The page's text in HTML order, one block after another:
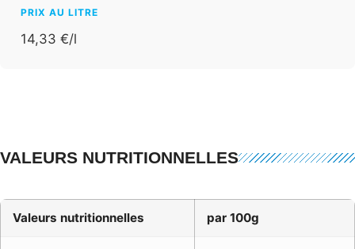
PRIX AU LITRE
14,33 €/l
VALEURS NUTRITIONNELLES
Valeurs nutritionnelles par 100g